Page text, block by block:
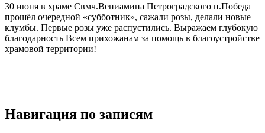
30 июня в храме Свмч.Вениамина Петроградского п.Победа
прошёл очередной «субботник», сажали розы, делали новые
клумбы. Первые розы уже распустились. Выражаем глубокую
благодарность Всем прихожанам за помощь в благоустройстве
храмовой территории!
Навигация по записям